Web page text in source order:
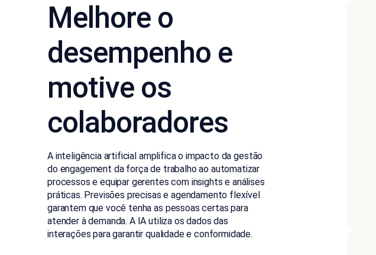
Melhore o
desempenho e
motive os
colaboradores
A inteligência artificial amplifica o impacto da gestão
do engagement da força de trabalho ao automatizar
processos e equipar gerentes com insights e análises
práticas. Previsões precisas e agendamento flexível
garantem que você tenha as pessoas certas para
atender à demanda. A IA utiliza os dados das
interações para garantir qualidade e conformidade.